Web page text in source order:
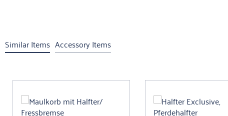
Similar Items Accessory Items